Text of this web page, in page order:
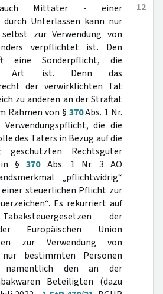
12
Mittäter - einer
Unterlassen kann nur
zur Verwendung von
verpflichtet ist. Den
eine Sonderpflicht, die
Art ist. Denn das
der verwirklichten Tat
zu anderen an der Straftat
Rahmen von § 370Abs. 1 Nr.
die die
des Täters in Bezug auf die
Rechtsgüter
in §370Abs. 1 Nr. 3 AO
„pflichtwidrig“
steuerlichen Pflicht zur
Es rekurriert auf
der
Europäischen Union
zur Verwendung von
bestimmten Personen
namentlich den an der
Beteiligten (dazu